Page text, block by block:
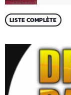
LISTE COMPLÈTE